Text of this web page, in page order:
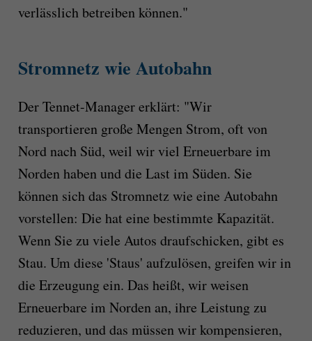
verlässlich betreiben können."
Stromnetz wie Autobahn
Der Tennet-Manager erklärt: "Wir
transportieren große Mengen Strom, oft von
Nord nach Süd, weil wir viel Erneuerbare im
Norden haben und die Last im Süden. Sie
können sich das Stromnetz wie eine Autobahn
vorstellen: Die hat eine bestimmte Kapazität.
Wenn Sie zu viele Autos draufschicken, gibt es
Stau. Um diese 'Staus' aufzulösen, greifen wir in
die Erzeugung ein. Das heißt, wir weisen
Erneuerbare im Norden an, ihre Leistung zu
reduzieren, und das müssen wir kompensieren,